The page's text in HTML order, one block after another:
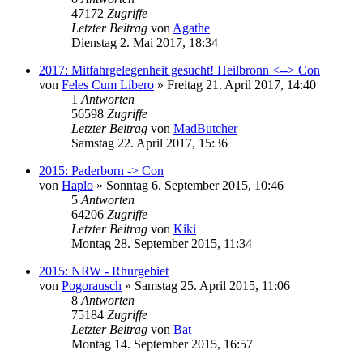
47172 Zugriffe
Letzter Beitrag von Agathe
Dienstag 2. Mai 2017, 18:34
2017: Mitfahrgelegenheit gesucht! Heilbronn <--> Con
von Feles Cum Libero » Freitag 21. April 2017, 14:40
1 Antworten
56598 Zugriffe
Letzter Beitrag von MadButcher
Samstag 22. April 2017, 15:36
2015: Paderborn -> Con
von Haplo » Sonntag 6. September 2015, 10:46
5 Antworten
64206 Zugriffe
Letzter Beitrag von Kiki
Montag 28. September 2015, 11:34
2015: NRW - Rhurgebiet
von Pogorausch » Samstag 25. April 2015, 11:06
8 Antworten
75184 Zugriffe
Letzter Beitrag von Bat
Montag 14. September 2015, 16:57